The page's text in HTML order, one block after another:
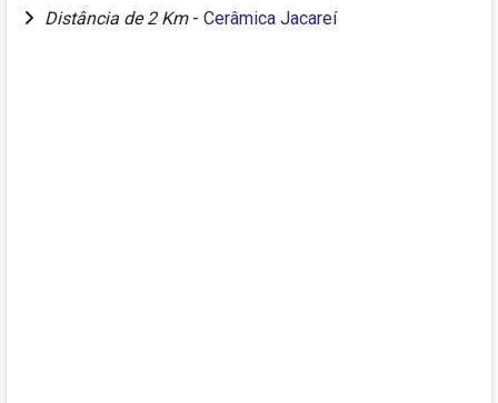
Distância de 2 Km - Cerâmica Jacareí